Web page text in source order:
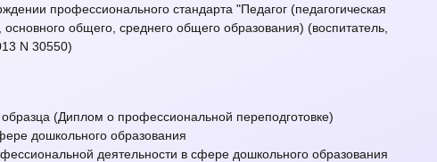
профессионального стандарта "Педагог (педагогическая
общего, среднего общего образования) (воспитатель,
N 30550)
(Диплом о профессиональной переподготовке)
дошкольного образования
деятельности в сфере дошкольного образования